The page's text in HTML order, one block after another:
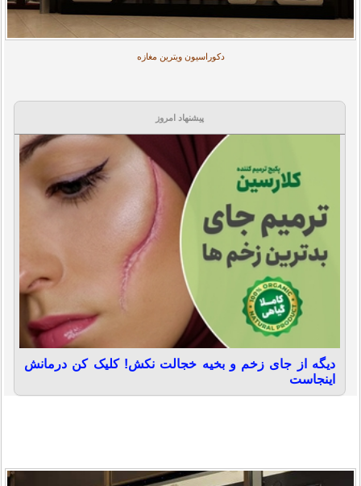
دکوراسیون ویترین مغازه
پیشنهاد امروز
دیگه از جای زخم و بخیه خجالت نکش! کلیک کن درمانش
اینجاست